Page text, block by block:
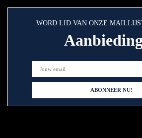
WORD LID VAN ONZE